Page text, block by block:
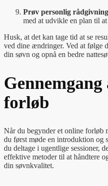
Prøv personlig rådgivning
med at udvikle en plan til
Husk, at det kan tage tid at se
ved dine ændringer. Ved at følge
din søvn og opnå en bedre
forløb
Når du begynder et online forløb
du først møde en introduktion og
du deltage i ugentlige sessioner,
effektive metoder til at håndtere
din søvnkvalitet.